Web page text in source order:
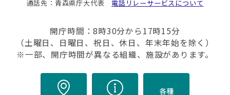
通話先：青森県庁大代表 電話リレーサービスについて
開庁時間：8時30分から17時15分
（土曜日、日曜日、祝日、休日、年末年始を除く）
※一部、開庁時間が異なる組織、施設があります。